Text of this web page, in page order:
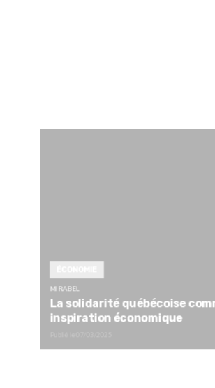
MIRABEL
La solidarité québécoise
inspiration économique